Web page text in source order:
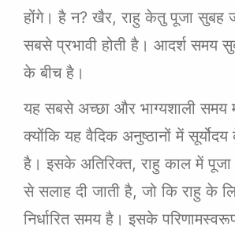
होंगे। है न? खैर, राहु केतु पूजा सुबह
सबसे प्रभावी होती है। आदर्श समय
के बीच है।
यह सबसे अच्छा और भाग्यशाली समय
क्योंकि यह वैदिक अनुष्ठानों में
है। इसके अतिरिक्त, राहु काल में
से सलाह दी जाती है, जो कि राहु के
निर्धारित समय है। इसके